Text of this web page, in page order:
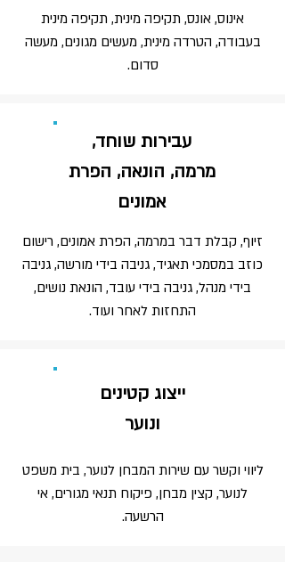
אינוס, אונס, תקיפה מינית, תקיפה מינית
בעבודה, הטרדה מינית, מעשים מגונים, מעשה
סדום.
עבירות שוחד,
מרמה, הונאה, הפרת
אמונים
זיוף, קבלת דבר במרמה, הפרת אמונים, רישום
כוזב במסמכי תאגיד, גניבה בידי מורשה, גניבה
בידי מנהל, גניבה בידי עובד, הונאת נושים,
התחזות לאחר ועוד.
ייצוג קטינים
ונוער
ליווי וקשר עם שירות המבחן לנוער, בית משפט
לנוער, קצין מבחן, פיקוח תנאי מגורים, אי
הרשעה.